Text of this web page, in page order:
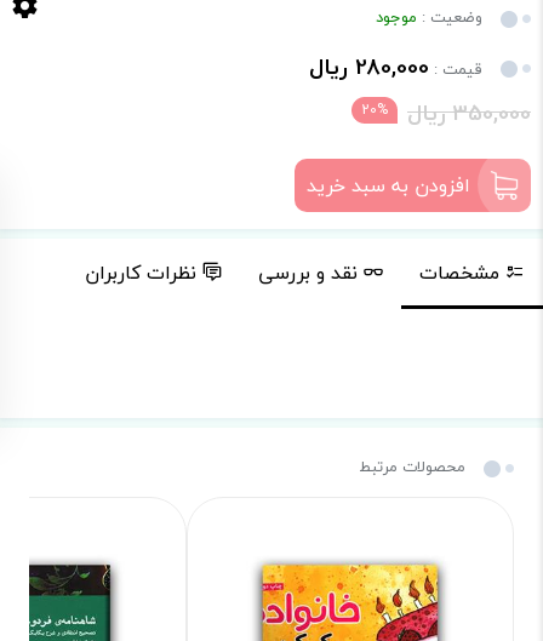
وضعیت : موجود
قیمت : 280,000 ریال
350,000 ریال
20%
افزودن به سبد خرید
مشخصات نقد و بررسی نظرات کاربران
محصولات مرتبط